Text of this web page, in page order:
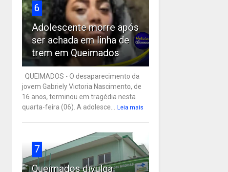
6
Adolescente morre após
ser achada em linha de
trem em Queimados
QUEIMADOS - O desaparecimento da
jovem Gabriely Victoria Nascimento, de
16 anos, terminou em tragédia nesta
quarta-feira (06). A adolesce...
Leia mais
7
Queimados divulga